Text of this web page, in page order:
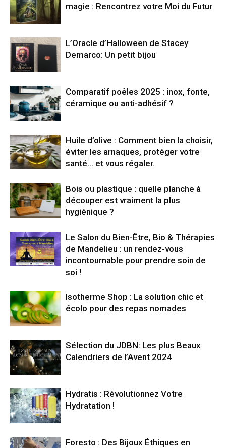
magie : Rencontrez votre Moi du Futur
L’Oracle d’Halloween de Stacey
Demarco: Un petit bijou
Comparatif poêles 2025 : inox, fonte,
céramique ou anti-adhésif ?
Huile d’olive : Comment bien la choisir,
éviter les arnaques, protéger votre
santé… et vous régaler.
Bois ou plastique : quelle planche à
découper est vraiment la plus
hygiénique ?
Le Salon du Bien-Être, Bio & Thérapies
de Mandelieu : un rendez-vous
incontournable pour prendre soin de
soi !
Isotherme Shop : La solution chic et
écolo pour des repas nomades
Sélection du JDBN: Les plus Beaux
Calendriers de l’Avent 2024
Hydratis : Révolutionnez Votre
Hydratation !
Foresto : Des Bijoux Éthiques en